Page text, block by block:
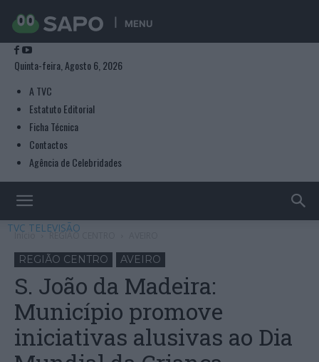
MENU
Quinta-feira, Agosto 6, 2026
A TVC
Estatuto Editorial
Ficha Técnica
Contactos
Agência de Celebridades
TVC TELEVISÃO
Início REGIÃO CENTRO
REGIÃO CENTRO AVEIRO
S. João da Madeira:
Município promove
iniciativas alusivas ao Dia